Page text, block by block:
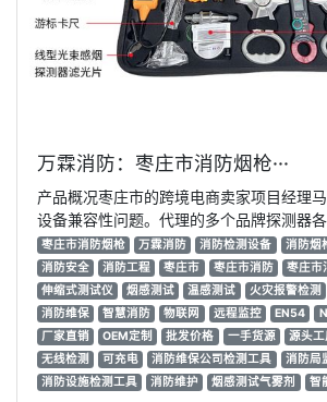
万霖消防：枣庄市消防烟枪···
产品概况枣庄市的跨境电商卖家项目经理
设备兼容性问题。代理的多个品牌探测器各
枣庄市消防烟枪 万霖消防 消防检测设备 消防烟
消防安全
消防工程 枣庄市 枣庄市消防 枣庄市
伸缩式测试仪
烟感测试 温感测试 火灾报警检测
消防维保
智慧消防 物联网 远程监控 EN54
厂家直销
OEM定制 批发价格 一手货源 源头工
无线检测
可充电 消防维保公司检测工具
消防局
消防设施检测工具
消防维护 烟感测试气雾剂 智